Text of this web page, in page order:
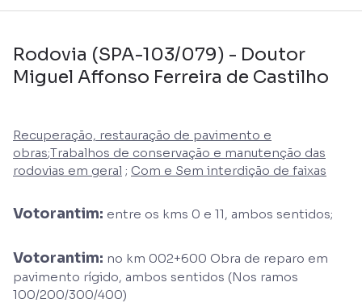
Rodovia (SPA-103/079) - Doutor
Miguel Affonso Ferreira de Castilho
Recuperação, restauração de pavimento e
obras;Trabalhos de conservação e manutenção das
rodovias em geral ; Com e Sem interdição de faixas
Votorantim: entre os kms 0 e 11, ambos sentidos;
Votorantim: no km 002+600 Obra de reparo em
pavimento rígido, ambos sentidos (Nos ramos
100/200/300/400)